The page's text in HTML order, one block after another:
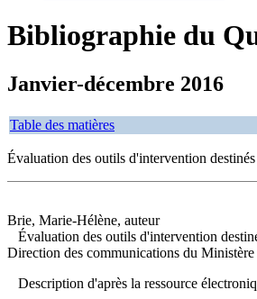
Bibliographie du
Janvier-décembre 2016
Table des matières
Évaluation des outils d'intervention
Brie, Marie-Hélène, auteur
Évaluation des outils d'intervention
Direction des communications du
Description d'après la ressource